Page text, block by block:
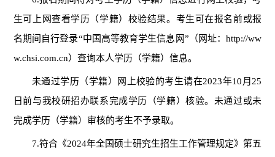
生可上网查看学历（学籍）校验结果。考生可在报名前或报
名期间自行登录“中国高等教育学生信息网”（网址：http://ww
w.chsi.com.cn）查询本人学历（学籍）信息。
未通过学历（学籍） 网上校验的考生请在2023年10月25
日前与我校研招办联系完成学历（学籍）核验。未通过或未
完成学历（学籍）审核的考生不予录取。
7.符合《2024年全国硕士研究生招生工作管理规定》第五